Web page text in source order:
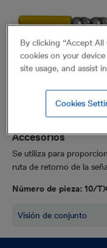
Pica de
Accesorios
Se utiliza para
ruta de retorno de la
Número de pieza: 10/
By clicking “Accept
cookies on your
site usage, and assist
Cookies